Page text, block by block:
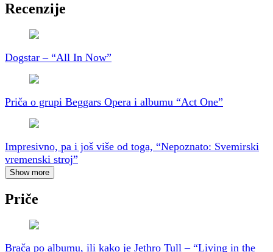
Recenzije
Dogstar – “All In Now”
Priča o grupi Beggars Opera i albumu “Act One”
Impresivno, pa i još više od toga, “Nepoznato: Svemirski
vremenski stroj”
Show more
Priče
Brača po albumu, ili kako je Jethro Tull – “Living in the